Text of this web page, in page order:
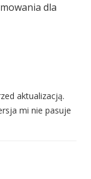
dla
aktualizacją.
mi nie pasuje